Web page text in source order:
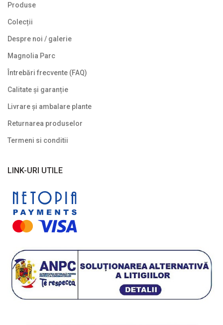
Produse
Colecții
Despre noi / galerie
Magnolia Parc
Întrebări frecvente (FAQ)
Calitate și garanție
Livrare și ambalare plante
Returnarea produselor
Termeni si conditii
LINK-URI UTILE